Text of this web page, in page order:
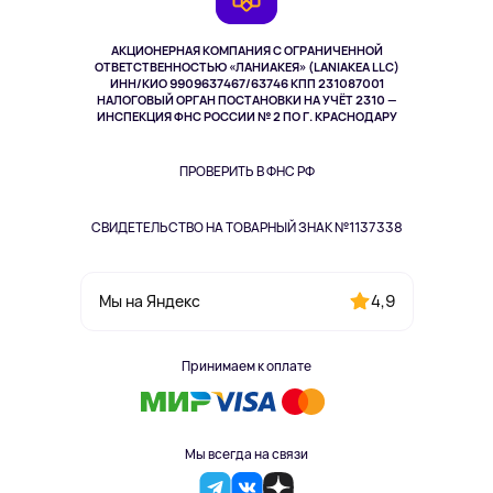
АКЦИОНЕРНАЯ КОМПАНИЯ С ОГРАНИЧЕННОЙ
ОТВЕТСТВЕННОСТЬЮ «ЛАНИАКЕЯ» (LANIAKEA LLC)
ИНН/КИО 9909637467/63746 КПП 231087001
НАЛОГОВЫЙ ОРГАН ПОСТАНОВКИ НА УЧЁТ 2310 —
ИНСПЕКЦИЯ ФНС РОССИИ № 2 ПО Г. КРАСНОДАРУ
ПРОВЕРИТЬ В ФНС РФ
СВИДЕТЕЛЬСТВО НА ТОВАРНЫЙ ЗНАК №1137338
Мы на Яндекс 4,9
Принимаем к оплате
Мы всегда на связи
Здоровье питомцев
Одежда и аксессуары